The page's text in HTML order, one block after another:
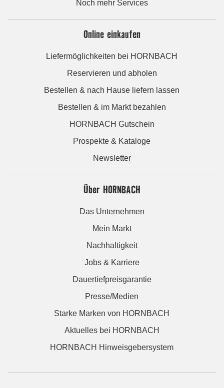
Noch mehr Services
Online einkaufen
Liefermöglichkeiten bei HORNBACH
Reservieren und abholen
Bestellen & nach Hause liefern lassen
Bestellen & im Markt bezahlen
HORNBACH Gutschein
Prospekte & Kataloge
Newsletter
Über HORNBACH
Das Unternehmen
Mein Markt
Nachhaltigkeit
Jobs & Karriere
Dauertiefpreisgarantie
Presse/Medien
Starke Marken von HORNBACH
Aktuelles bei HORNBACH
HORNBACH Hinweisgebersystem